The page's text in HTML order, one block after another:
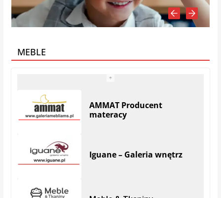
MEBLE
AMMAT Producent
materacy
Iguane – Galeria wnętrz